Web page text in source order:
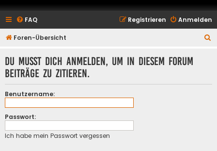
FAQ Anmelden
Registrieren
Foren-Übersicht
Du musst dich anmelden, um in diesem Forum
Beiträge zu zitieren.
Benutzername:
Passwort:
Ich habe mein Passwort vergessen